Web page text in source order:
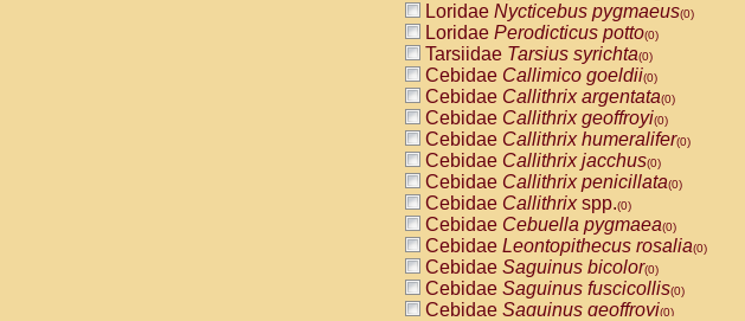
Loridae Nycticebus pygmaeus(0)
Loridae Perodicticus potto(0)
Tarsiidae Tarsius syrichta(0)
Cebidae Callimico goeldii(0)
Cebidae Callithrix argentata(0)
Cebidae Callithrix geoffroyi(0)
Cebidae Callithrix humeralifer(0)
Cebidae Callithrix jacchus(0)
Cebidae Callithrix penicillata(0)
Cebidae Callithrixspp.(0)
Cebidae Cebuella pygmaea(0)
Cebidae Leontopithecus rosalia(0)
Cebidae Saguinus bicolor(0)
Cebidae Saguinus fuscicollis(0)
Cebidae Saguinus geoffroyi(0)